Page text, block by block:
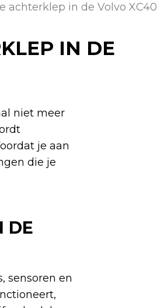
achterklep in de Volvo XC40
IN DE
niet meer
je aan
die je
DE
sensoren en